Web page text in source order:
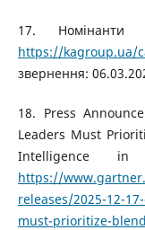
17.
https://kagroup.ua/
звернення:
18. Press
Leaders Must
Intelligence
https://
releases/2025-12-
must-prioritize-